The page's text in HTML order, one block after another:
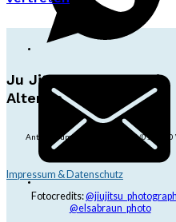
Ju Jitsu Ryu Tsunami
Alterlaa
Anton-Baumgartner-Str. 44/B8/01, 1230
Impressum & Datenschutz
Fotocredits:
@elsabraun_photo